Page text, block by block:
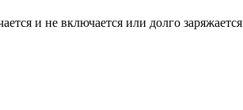
и не включается или долго заряжается